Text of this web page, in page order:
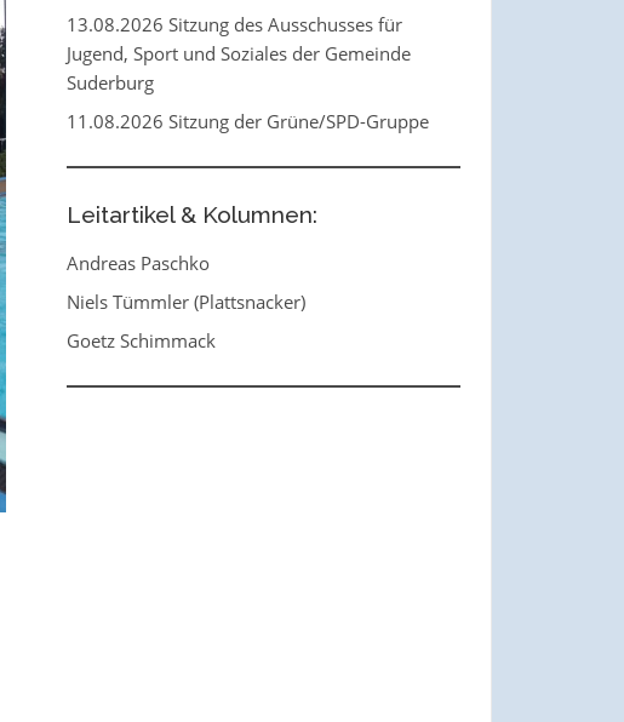
13.08.2026 Sitzung des Ausschusses für
Jugend, Sport und Soziales der Gemeinde
Suderburg
11.08.2026 Sitzung der Grüne/SPD-Gruppe
Leitartikel & Kolumnen:
Andreas Paschko
Niels Tümmler (Plattsnacker)
Goetz Schimmack